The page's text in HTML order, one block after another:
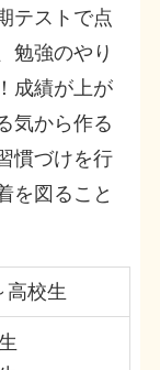
テストで点
勉強のやり
成績が上が
気から作る
慣づけを行
を図ること
高校生